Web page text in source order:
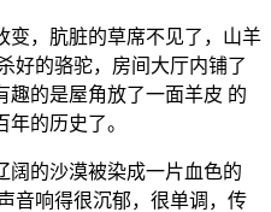
变，肮脏的草席不见了，山羊
好的骆驼，房间大厅内铺了
趣的是屋角放了一面羊皮 的
的历史了。
阔的沙漠被染成一片血色的
音响得很沉郁，很单调，传